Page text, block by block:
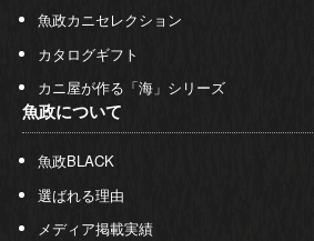
魚政カニセレクション
カタログギフト
カニ屋が作る「海」シリーズ
魚政について
魚政BLACK
選ばれる理由
メディア掲載実績